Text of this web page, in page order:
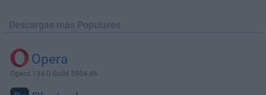
Descargas más Populares
Opera
Opera 134.0 Build 5954.46